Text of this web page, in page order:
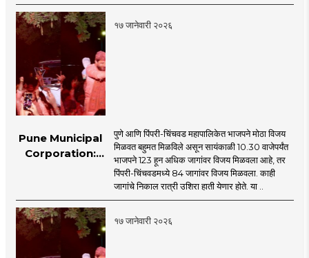
१७ जानेवारी २०२६
Pune Municipal
Corporation:
विरोधक गारद
पुणे आणि पिंपरी-चिंचवड महापालिकेत भाजपने मोठा विजय
मिळवत बहुमत मिळविले असून सायंकाळी 10.30 वाजेपर्यंत
भाजपने 123 हून अधिक जागांवर विजय मिळवला आहे, तर
पिंपरी-चिंचवडमध्ये 84 जागांवर विजय मिळवला. काही
जागांचे निकाल रात्री उशिरा हाती येणार होते. या ..
१७ जानेवारी २०२६